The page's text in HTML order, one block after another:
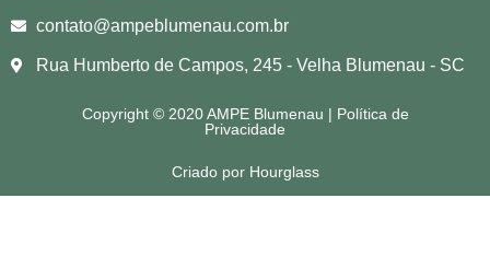
contato@ampeblumenau.com.br
Rua Humberto de Campos, 245 - Velha Blumenau - SC
Copyright © 2020 AMPE Blumenau | Política de
Privacidade
Criado por Hourglass